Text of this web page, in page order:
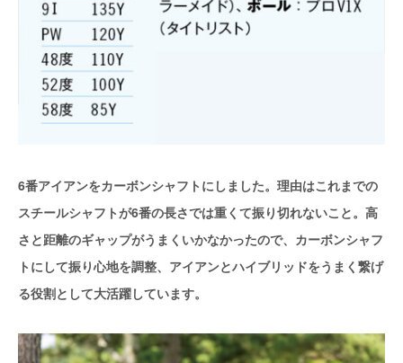
6番アイアンをカーボンシャフトにしました。理由はこれまでの
スチールシャフトが6番の長さでは重くて振り切れないこと。高
さと距離のギャップがうまくいかなかったので、カーボンシャフ
トにして振り心地を調整、アイアンとハイブリッドをうまく繋げ
る役割として大活躍しています。